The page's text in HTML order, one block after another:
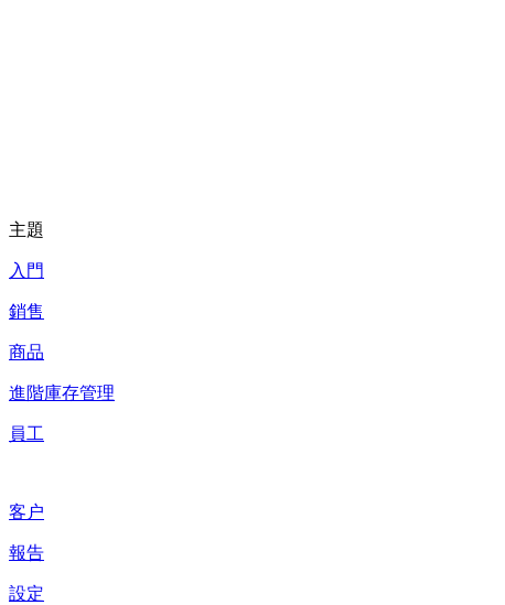
主題
入門
銷售
商品
進階庫存管理
員工
客户
報告
設定